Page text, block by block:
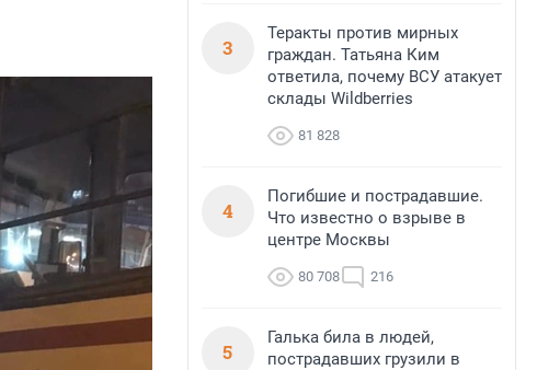
3
Теракты против мирных
граждан. Татьяна Ким
ответила, почему ВСУ атакует
склады Wildberries
81 828
4
Погибшие и пострадавшие.
Что известно о взрыве в
центре Москвы
80 708 216
5
Галька била в людей,
пострадавших грузили в